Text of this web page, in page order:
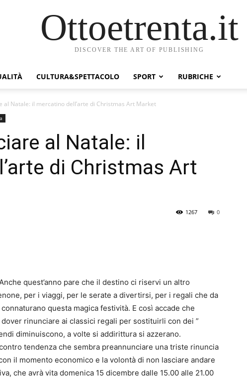
Ottoetrenta.it
DISCOVER THE ART OF PUBLISHING
CULTURA&SPETTACOLO SPORT RUBRICHE
al Natale: il mercatino dell’arte di Christmas Art Market
al Natale: il
di Christmas Art
0
1267
quest’anno pare che il destino ci riservi un altro
per i viaggi, per le serate a divertirsi, per i regali che da
questa magica festività. E così accade che
rinunciare ai classici regali per sostituirli con dei ”
diminuiscono, a volte si addirittura si azzerano.
tendenza che sembra preannunciare una triste rinuncia
il momento economico e la volontà di non lasciare andare
che avrà vita domenica 15 dicembre dalle 15.00 alle 21.00